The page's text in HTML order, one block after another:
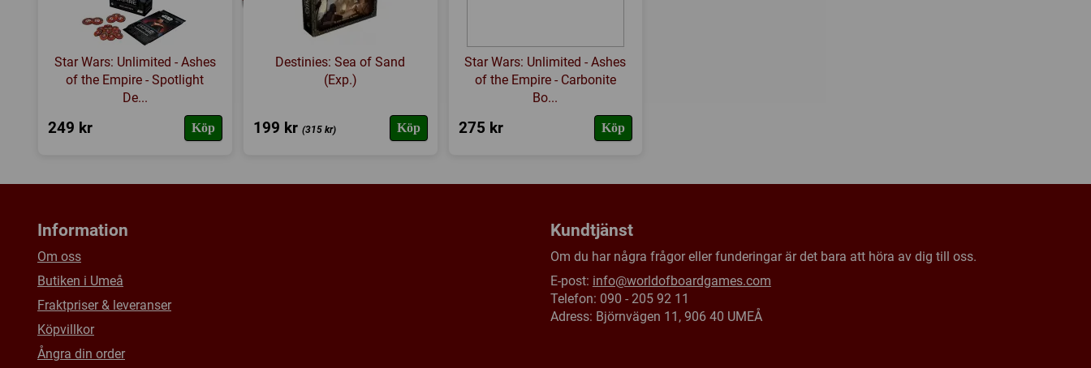
Star Wars: Unlimited - Ashes
of the Empire - Spotlight
De...
249 kr Köp
Destinies: Sea of Sand
(Exp.)
199 kr (315 kr) Köp
Star Wars: Unlimited - Ashes
of the Empire - Carbonite
Bo...
275 kr Köp
Information
Om oss
Butiken i Umeå
Fraktpriser & leveranser
Köpvillkor
Ångra din order
Kundtjänst
Om du har några frågor eller funderingar är det bara att höra av dig till oss.
E-post: info@worldofboardgames.com
Telefon: 090 - 205 92 11
Adress: Björnvägen 11, 906 40 UMEÅ